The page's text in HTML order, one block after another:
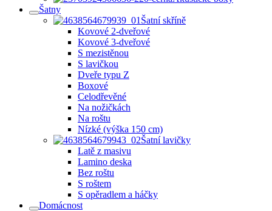
Šatny
Šatní skříně
Kovové 2-dveřové
Kovové 3-dveřové
S mezistěnou
S lavičkou
Dveře typu Z
Boxové
Celodřevěné
Na nožičkách
Na roštu
Nízké (výška 150 cm)
Šatní lavičky
Latě z masivu
Lamino deska
Bez roštu
S roštem
S opěradlem a háčky
Domácnost